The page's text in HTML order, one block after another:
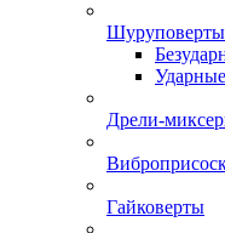
Ударные
Дрели-
Гайковерты